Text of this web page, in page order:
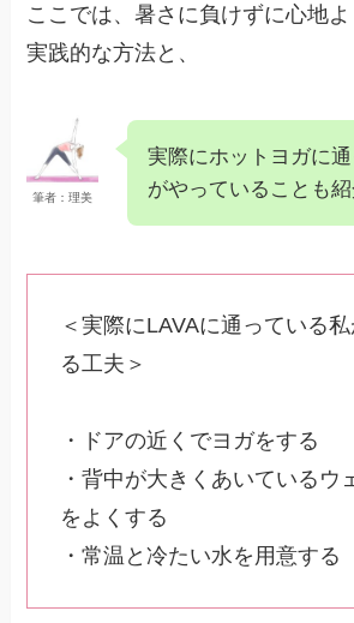
ここでは、暑さに負けずに心地
実践的な方法と、
筆者：理美
実際にホットヨガに
がやっていることも紹
＜実際にLAVAに通っている
る工夫＞
・ドアの近くでヨガをする
・背中が大きくあいているウ
をよくする
・常温と冷たい水を用意する